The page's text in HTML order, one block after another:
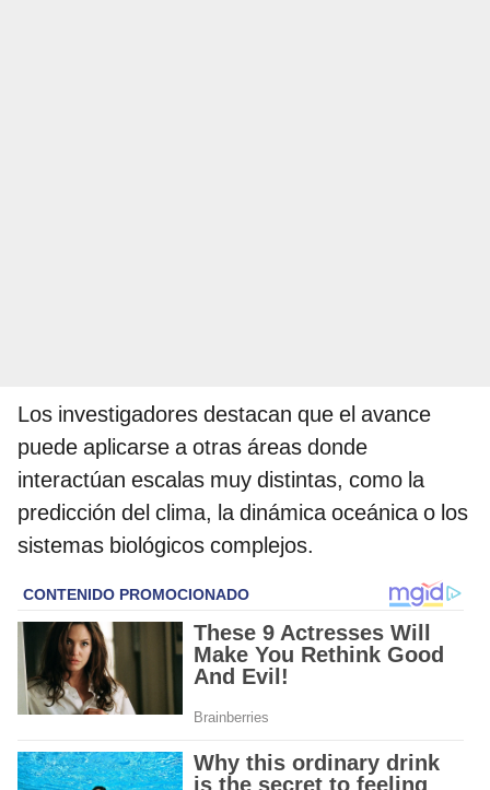
Los investigadores destacan que el avance
puede aplicarse a otras áreas donde
interactúan escalas muy distintas, como la
predicción del clima, la dinámica oceánica o los
sistemas biológicos complejos.